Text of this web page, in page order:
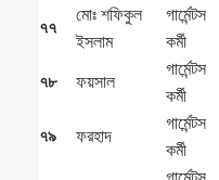
৭৭
মোঃ শফিকুল
ইসলাম
গার্মেন্টস
কর্মী
৭৮ ফয়সাল
গার্মেন্টস
কর্মী
৭৯ ফরহাদ
গার্মেন্টস
কর্মী